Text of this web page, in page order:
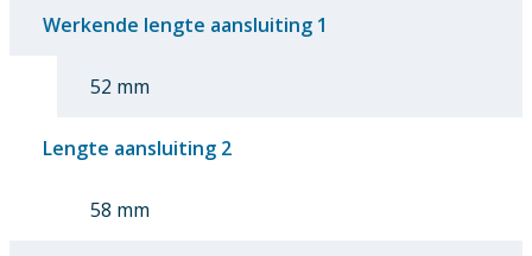
Werkende lengte aansluiting 1
52 mm
Lengte aansluiting 2
58 mm